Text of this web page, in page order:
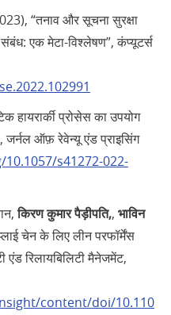
“तनाव और सूचना सुरक्षा
एक मेटा-विश्लेषण”, कंप्यूटर्स
हायरार्की प्रोसेस का उपयोग
ऑफ़ रेवेन्यू एंड प्राइसिंग
s41272-022-
किरण कुमार पैड़ीपति,, भाविन
चेन के लिए लीन परफॉर्मेंस
रिलायबिलिटी मैनेजमेंट,
content/doi/10.110